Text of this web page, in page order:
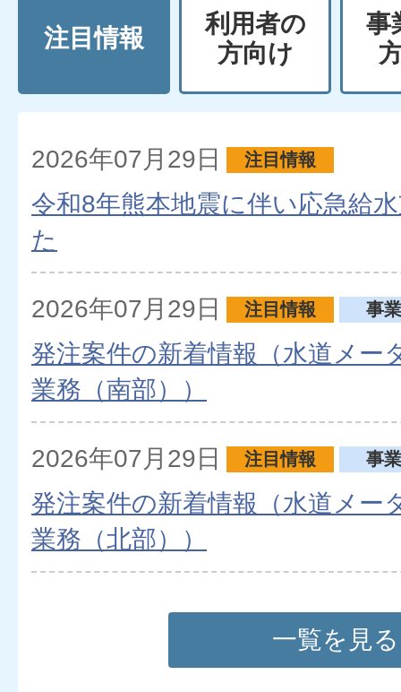
注目情報
利用者の
方向け
事
注
目
情
報
2026年07月29日 注目情報
令和8年熊本地震に伴い応急給
た
2026年07月29日 注目情報 事
発注案件の新着情報（水道メー
業務（南部））
2026年07月29日 注目情報 事
発注案件の新着情報（水道メー
業務（北部））
2026年07月08日 注目情報 事
（仮称）泉北水再生センター電
一覧を見る